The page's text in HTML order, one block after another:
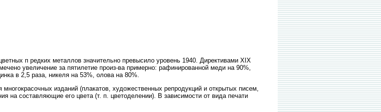
п редких металлов значительно превысило уровень 1940. Директивами XIX
увеличение за пятилетие произ-ва примерно: рафинированной меди на 90%,
в 2,5 раза, никеля на 53%, олова на 80%.
изданий (плакатов, художественных репродукций и открытых писем,
на составляющие его цвета (т. п. цветоделении). В зависимости от вида печати